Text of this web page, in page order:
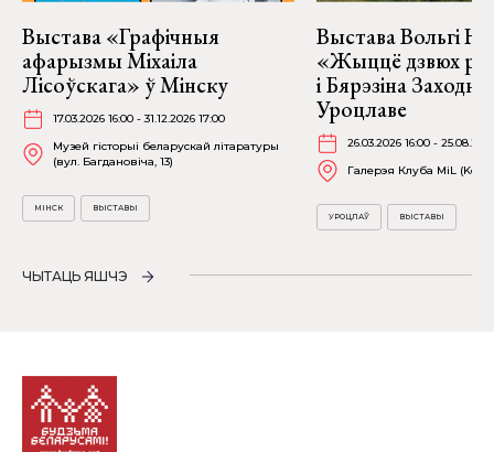
Выстава «Графічныя
афарызмы Міхаіла
Лісоўскага» ў Мінску
17.03.2026 16:00 - 31.12.2026 17:00
Музей гісторыі беларускай літаратуры
(вул. Багдановіча, 13)
МІНСК ВЫСТАВЫ
Выстава Вольгі
«Жыццё дзвюх
і Бярэзіна
Уроцлаве
26.03.2026 16:00 -
Галерэя Клуба MiL
УРОЦЛАЎ ВЫСТАВЫ
ЧЫТАЦЬ ЯШЧЭ